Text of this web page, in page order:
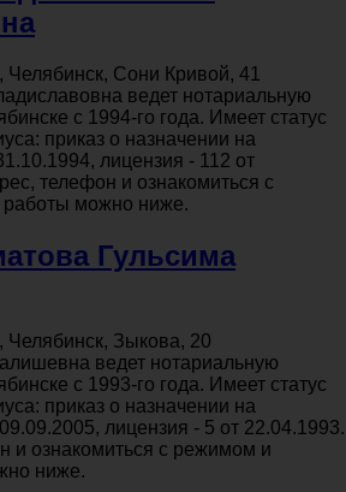
Челябинск, Сони Кривой, 41
ведет нотариальную
с 1994-го года. Имеет статус
приказ о назначении на
лицензия - 112 от
телефон и ознакомиться с
можно ниже.
Гульсима
Челябинск, Зыкова, 20
ведет нотариальную
с 1993-го года. Имеет статус
приказ о назначении на
лицензия - 5 от 22.04.1993.
и ознакомиться с режимом и
ниже.